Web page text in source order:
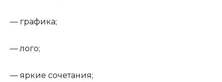
— графика;
— лого;
— яркие сочетания;